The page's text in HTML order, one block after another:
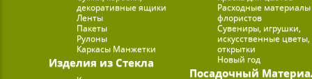
декоративные ящики
Ленты
Пакеты
Рулоны
Каркасы Манжетки
Изделия из Стекла
Расходные
флористов
Сувениры, игрушки,
искусственные цветы,
открытки
Новый год
Посадочный